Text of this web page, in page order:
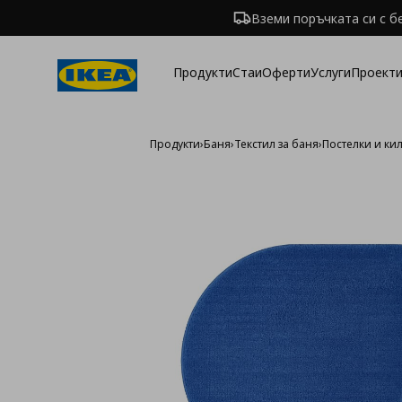
Вземи поръчката си с
ПродуктиСтаиОфертиУслуги
Продукти›Баня›Текстил за баня›Постелки и